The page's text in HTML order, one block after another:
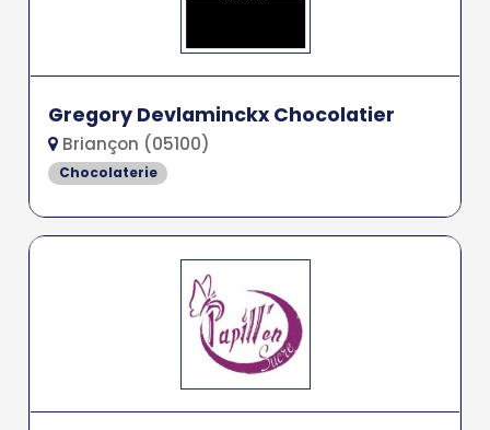
Gregory Devlaminckx Chocolatier
Briançon (05100)
Chocolaterie